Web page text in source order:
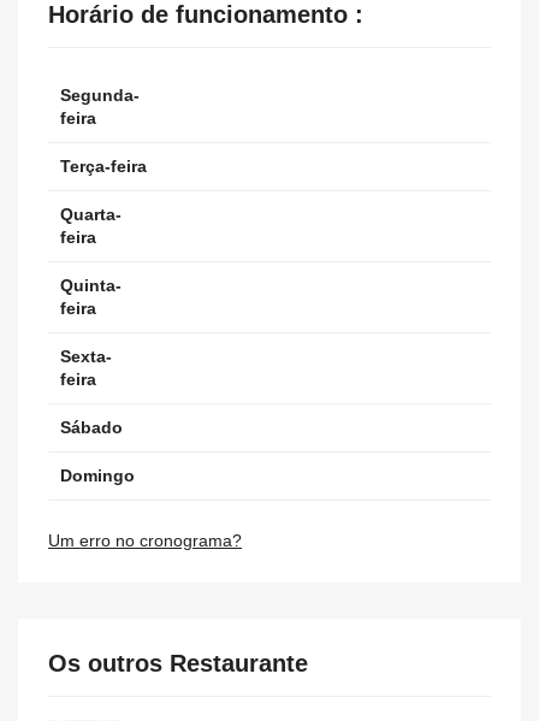
Horário de funcionamento :
Segunda-
feira
Terça-feira
Quarta-
feira
Quinta-
feira
Sexta-
feira
Sábado
Domingo
Um erro no cronograma?
Os outros Restaurante